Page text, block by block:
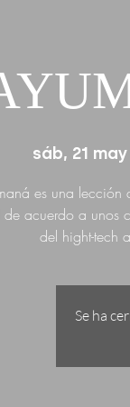
sáb, 21 may
es una
de acuerdo a unos
del hight-tech
Se ha